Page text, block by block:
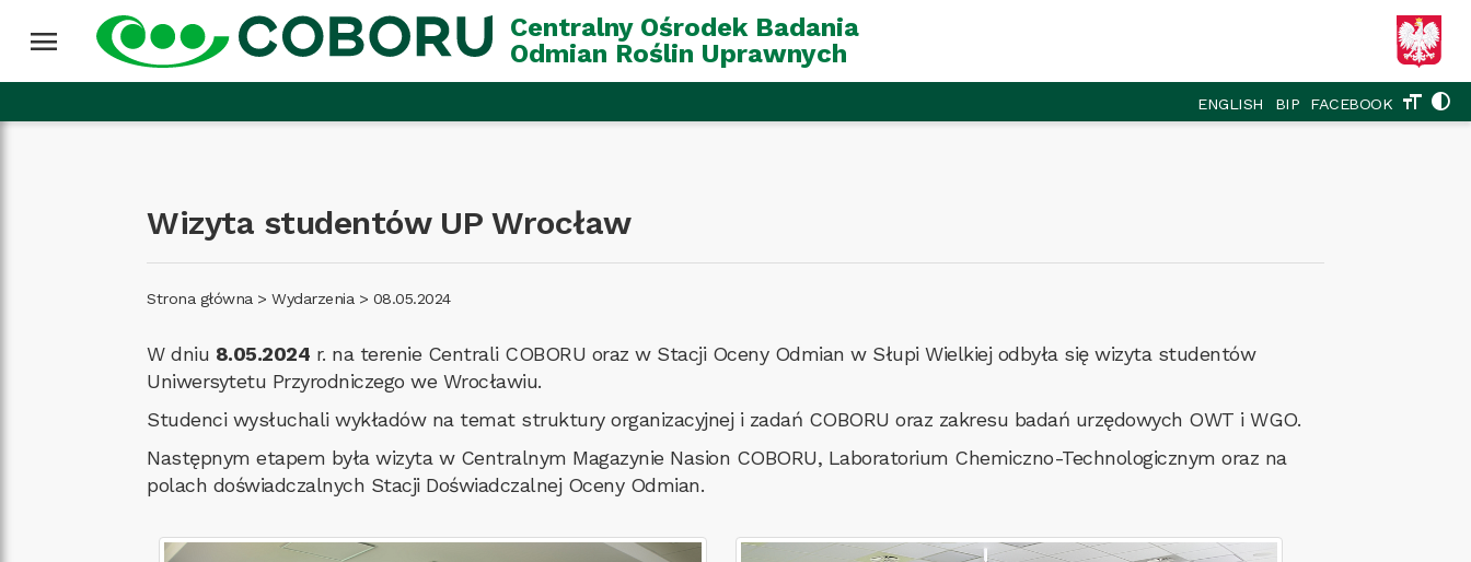
Przejdź do treści
menu
Centralny Ośrodek Badania
Odmian Roślin Uprawnych
ENGLISH BIP FACEBOOK format_size contrast
Wizyta studentów UP Wrocław
Strona główna >Wydarzenia > 08.05.2024
W dniu 8.05.2024 r. na terenie Centrali COBORU oraz w Stacji Oceny Odmian w Słupi Wielkiej odbyła się wizyta studentów
Uniwersytetu Przyrodniczego we Wrocławiu.
Studenci wysłuchali wykładów na temat struktury organizacyjnej i zadań COBORU oraz zakresu badań urzędowych OWT i WGO.
Następnym etapem była wizyta w Centralnym Magazynie Nasion COBORU, Laboratorium Chemiczno-Technologicznym oraz na
polach doświadczalnych Stacji Doświadczalnej Oceny Odmian.
Wróć na górę